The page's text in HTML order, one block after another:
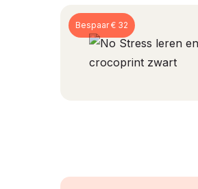
Bespaar € 32